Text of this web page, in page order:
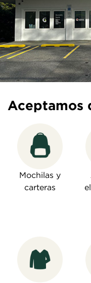
Aceptamos
Mochilas y
carteras